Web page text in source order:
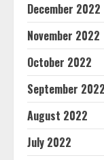
December 2022
November 2022
October 2022
September 2022
August 2022
July 2022